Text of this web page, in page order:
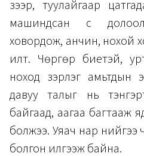
зээр, туулайгаар
машиндсан сүү
ховордож, анчин, нохой
илт. Чөргөр биетэй,
ноход зэрлэг амьтдын
давуу талыг нь
байгаад, аагаа багтааж
болжээ. Уяач нар
болгон илгээж байна.